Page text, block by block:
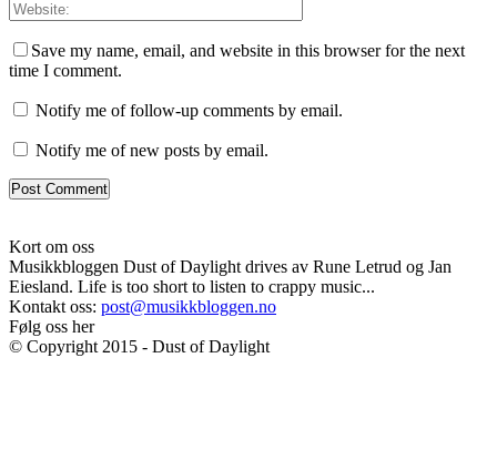
Save my name, email, and website in this browser for the next
time I comment.
Notify me of follow-up comments by email.
Notify me of new posts by email.
Kort om oss
Musikkbloggen Dust of Daylight drives av Rune Letrud og Jan
Eiesland. Life is too short to listen to crappy music...
Kontakt oss: post@musikkbloggen.no
Følg oss her
© Copyright 2015 - Dust of Daylight